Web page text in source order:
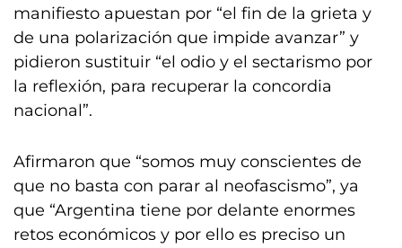
manifiesto apuestan por “el fin de la grieta y
de una polarización que impide avanzar” y
pidieron sustituir “el odio y el sectarismo por
la reflexión, para recuperar la concordia
nacional”.
Afirmaron que “somos muy conscientes de
que no basta con parar al neofascismo”, ya
que “Argentina tiene por delante enormes
retos económicos y por ello es preciso un